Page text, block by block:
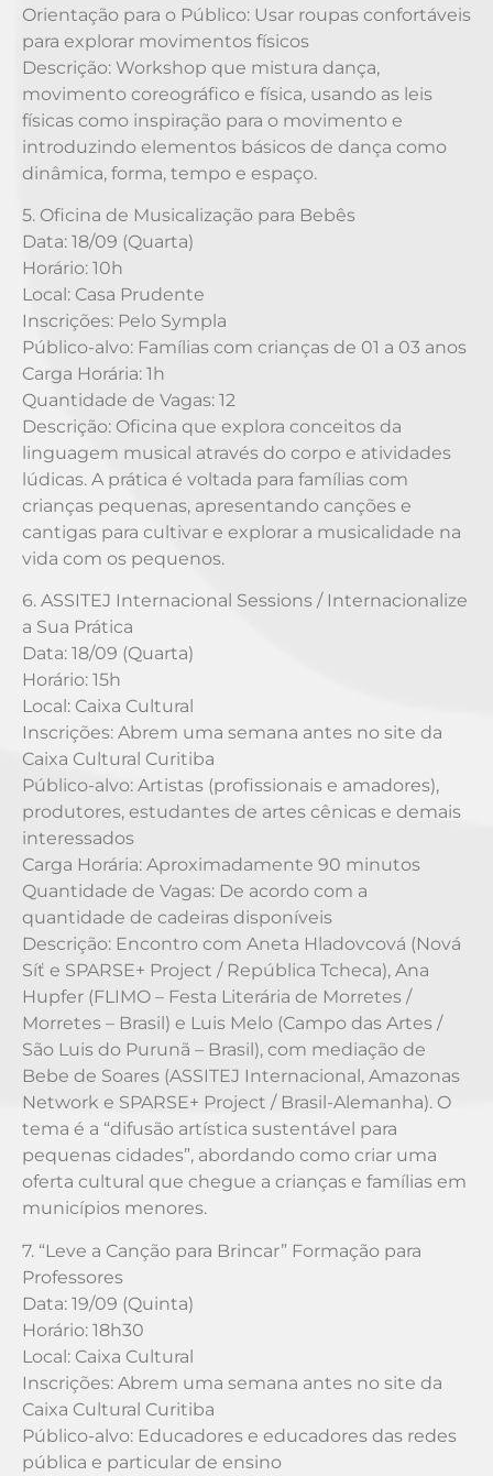
Orientação para o Público: Usar roupas confortáveis
para explorar movimentos físicos
Descrição: Workshop que mistura dança,
movimento coreográfico e física, usando as leis
físicas como inspiração para o movimento e
introduzindo elementos básicos de dança como
dinâmica, forma, tempo e espaço.
5. Oficina de Musicalização para Bebês
Data: 18/09 (Quarta)
Horário: 10h
Local: Casa Prudente
Inscrições: Pelo Sympla
Público-alvo: Famílias com crianças de 01 a 03 anos
Carga Horária: 1h
Quantidade de Vagas: 12
Descrição: Oficina que explora conceitos da
linguagem musical através do corpo e atividades
lúdicas. A prática é voltada para famílias com
crianças pequenas, apresentando canções e
cantigas para cultivar e explorar a musicalidade na
vida com os pequenos.
6. ASSITEJ Internacional Sessions / Internacionalize
a Sua Prática
Data: 18/09 (Quarta)
Horário: 15h
Local: Caixa Cultural
Inscrições: Abrem uma semana antes no site da
Caixa Cultural Curitiba
Público-alvo: Artistas (profissionais e amadores),
produtores, estudantes de artes cênicas e demais
interessados
Carga Horária: Aproximadamente 90 minutos
Quantidade de Vagas: De acordo com a
quantidade de cadeiras disponíveis
Descrição: Encontro com Aneta Hladovcová (Nová
Síť e SPARSE+ Project / República Tcheca), Ana
Hupfer (FLIMO – Festa Literária de Morretes /
Morretes – Brasil) e Luis Melo (Campo das Artes /
São Luis do Purunã – Brasil), com mediação de
Bebe de Soares (ASSITEJ Internacional, Amazonas
Network e SPARSE+ Project / Brasil-Alemanha). O
tema é a “difusão artística sustentável para
pequenas cidades”, abordando como criar uma
oferta cultural que chegue a crianças e famílias em
municípios menores.
7. “Leve a Canção para Brincar” Formação para
Professores
Data: 19/09 (Quinta)
Horário: 18h30
Local: Caixa Cultural
Inscrições: Abrem uma semana antes no site da
Caixa Cultural Curitiba
Público-alvo: Educadores e educadores das redes
pública e particular de ensino